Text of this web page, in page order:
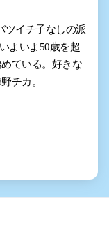
ツイチ子なしの派
よいよ50歳を超
ている。好きな
チカ。